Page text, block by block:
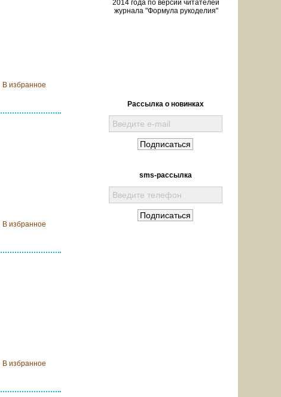
В избранное
В избранное
В избранное
2014 года по версии читателей
журнала "Формула рукоделия"
Рассылка о новинках
sms-рассылка